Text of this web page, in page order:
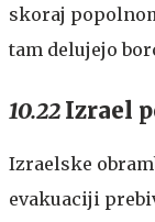
skoraj
tam delujejo
10.22 Izrael
Izraelske
evakuaciji